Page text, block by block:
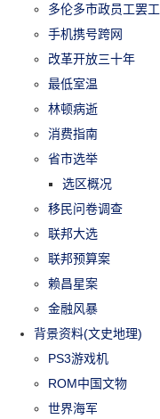
多伦多市政员工罢工
手机携号跨网
改革开放三十年
最低室温
林顿病逝
消费指南
省市选举
选区概况
移民问卷调查
联邦大选
联邦预算案
赖昌星案
金融风暴
背景资料(文史地理)
PS3游戏机
ROM中国文物
世界海军